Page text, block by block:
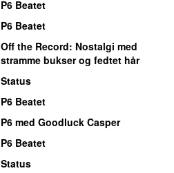
P6 Beatet
P6 Beatet
Off the Record: Nostalgi med
stramme bukser og fedtet hår
Status
P6 Beatet
P6 med Goodluck Casper
P6 Beatet
Status